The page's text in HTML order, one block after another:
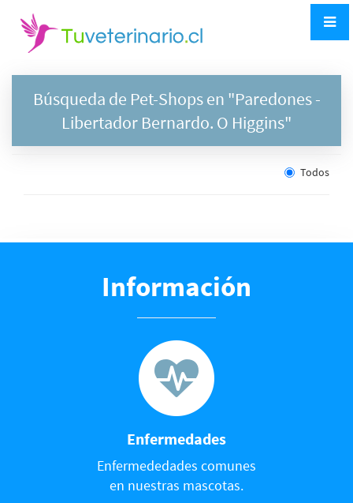
Búsqueda de Pet-Shops en "Paredones-
Libertador Bernardo. O Higgins"
Todos
Información
Enfermedades
Enfermededades comunes
en nuestras mascotas.